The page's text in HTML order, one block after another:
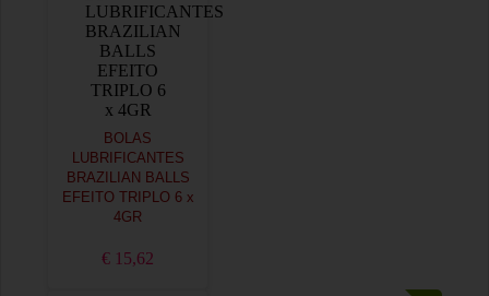
BOLAS
LUBRIFICANTES
BRAZILIAN BALLS
EFEITO TRIPLO 6 x
4GR
€ 15,62